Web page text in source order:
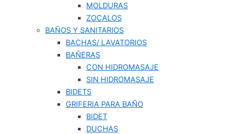
MOLDURAS
ZOCALOS
BAÑOS Y SANITARIOS
BACHAS/ LAVATORIOS
BAÑERAS
CON HIDROMASAJE
SIN HIDROMASAJE
BIDETS
GRIFERIA PARA BAÑO
BIDET
DUCHAS